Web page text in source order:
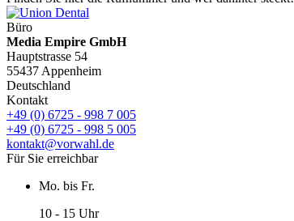
Büro
Media Empire GmbH
Hauptstrasse 54
55437 Appenheim
Deutschland
Kontakt
+49 (0) 6725 - 998 7 005
+49 (0) 6725 - 998 5 005
kontakt@vorwahl.de
Für Sie erreichbar
Mo. bis Fr.
10 - 15 Uhr